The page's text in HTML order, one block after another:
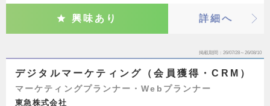
興味あり 詳細へ
掲載期間 26/07/28～26/08/10
デジタルマーケティング（会員獲得・CRM）
マーケティングプランナー・Webプランナー
東急株式会社